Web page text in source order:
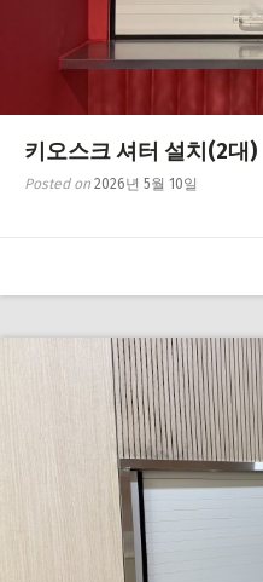
키오스크 셔터 설치(2대)
Posted on 2026년 5월 10일